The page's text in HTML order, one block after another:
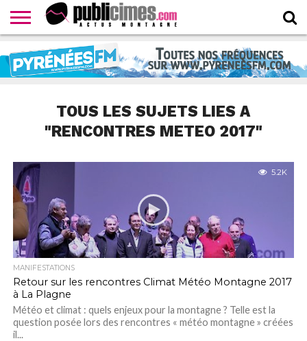
CONTACTER
LA
RÉDACTION
HOMEPAGE
NEWSLETTER
PROPOSER
UN
COMMUNIQUÉ
WEBTV
PUBLICIMESTV
TOUS LES SUJETS LIES A
"RENCONTRES METEO 2017"
5.2K
MANIFESTATIONS
Retour sur les rencontres Climat Météo Montagne 2017
à La Plagne
Météo et climat : quels enjeux pour la montagne ? Telle est la
question posée lors des rencontres « météo montagne » créées
il...